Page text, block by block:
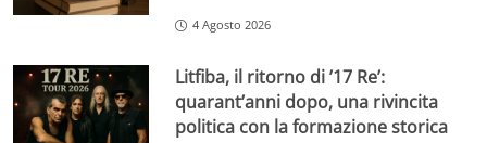
4 Agosto 2026
Litfiba, il ritorno di ’17 Re’:
quarant’anni dopo, una rivincita
politica con la formazione storica